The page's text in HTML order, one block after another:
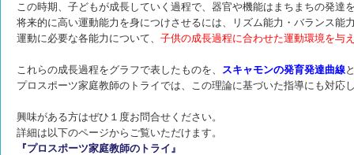
この時期、子どもが成長していく過程で、器官や機能はまちまちの発達
将来的に高い運動能力を身につけさせるには、リズム能力・バランス能
運動に必要な各能力について、 子供の成長過程に合わせた運動環境を与
これらの成長過程をグラフで表したものを、 スキャモンの発育発達曲線
プロスポーツ家庭教師のトライでは、この理論に基づいた指導にも対応
興味がある方はぜひ１度お問合せください。
詳細は以下のページからご覧いただけます。
『プロスポーツ家庭教師のトライ』